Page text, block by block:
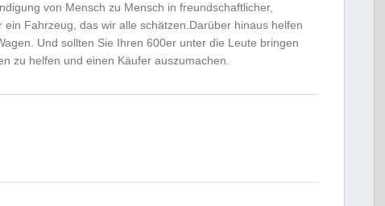
von Mensch zu Mensch in freundschaftlicher,
Fahrzeug, das wir alle schätzen.Darüber hinaus helfen
Und sollten Sie Ihren 600er unter die Leute bringen
zu helfen und einen Käufer auszumachen.